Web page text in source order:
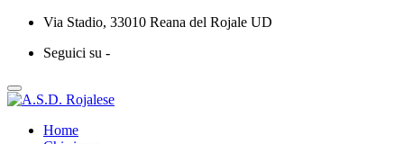
Via Stadio, 33010 Reana del Rojale UD
Seguici su -
Home